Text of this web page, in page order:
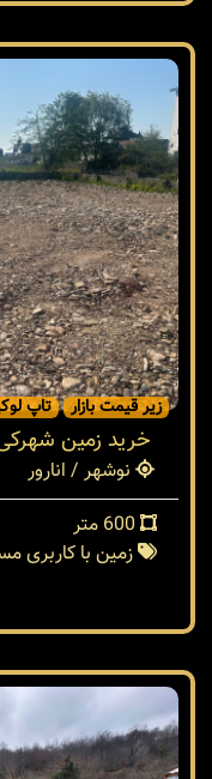
زیر قیمت بازار تاپ
خرید زمین
نوشهر / انارور
زمین با کاربری